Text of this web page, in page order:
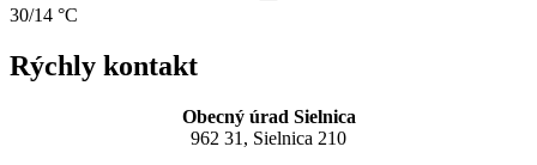
30/14 °C
Rýchly kontakt
Obecný úrad Sielnica
962 31, Sielnica 210